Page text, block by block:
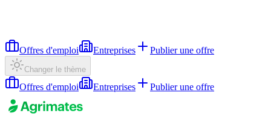
Offres d'emploi Entreprises Publier une offre
Changer le thème
Offres d'emploi Entreprises Publier une offre